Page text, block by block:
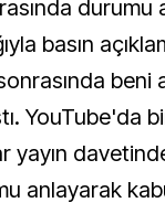
durumu
basın
beni
YouTube'da
yayın
anlayarak